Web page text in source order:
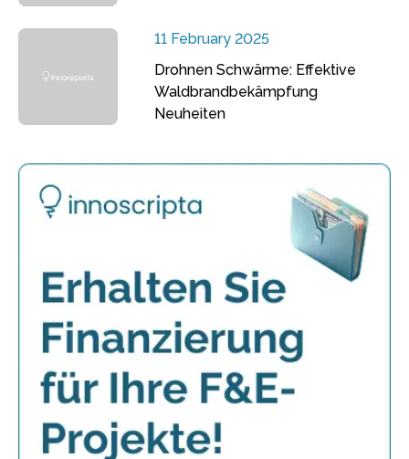
11 February 2025
Drohnen Schwärme: Effektive
Waldbrandbekämpfung
Neuheiten